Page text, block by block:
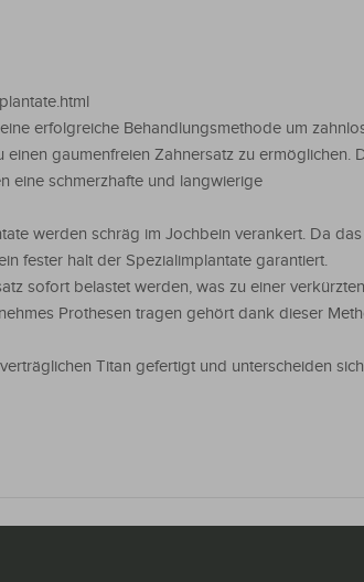
erfolgreiche Behandlungsmethode um
gaumenfreien Zahnersatz zu ermöglichen.
eine schmerzhafte und langwierige
werden schräg im Jochbein verankert. Da
fester halt der Spezialimplantate garantiert.
sofort belastet werden, was zu einer verkürzten
Prothesen tragen gehört dank dieser
Titan gefertigt und unterscheiden